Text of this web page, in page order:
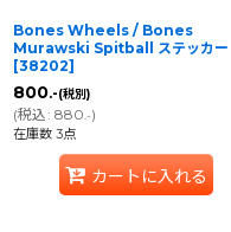
Bones Wheels / Bones
Murawski Spitball ステッカー
[38202]
800.-(税別)
(税込: 880.-)
在庫数 3点
カートに入れる